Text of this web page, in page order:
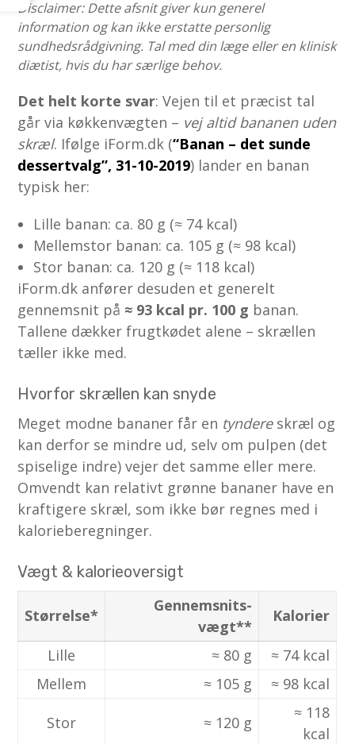
Disclaimer: Dette afsnit giver kun generel
information og kan ikke erstatte personlig
sundhedsrådgivning. Tal med din læge eller en klinisk
diætist, hvis du har særlige behov.
Det helt korte svar: Vejen til et præcist tal
går via køkkenvægten – vej altid bananen uden
skræl. Ifølge iForm.dk (“Banan – det sunde
dessertvalg”, 31-10-2019) lander en banan
typisk her:
Lille banan: ca. 80 g (≈ 74 kcal)
Mellemstor banan: ca. 105 g (≈ 98 kcal)
Stor banan: ca. 120 g (≈ 118 kcal)
iForm.dk anfører desuden et generelt
gennemsnit på ≈ 93 kcal pr. 100 g banan.
Tallene dækker frugtkødet alene – skrællen
tæller ikke med.
Hvorfor skrællen kan snyde
Meget modne bananer får en tyndereskræl og
kan derfor se mindre ud, selv om pulpen (det
spiselige indre) vejer det samme eller mere.
Omvendt kan relativt grønne bananer have en
kraftigere skræl, som ikke bør regnes med i
kalorieberegninger.
Vægt & kalorie­oversigt
Størrelse*
Gennemsnits­
vægt**
Kalorier
Lille ≈ 80 g
≈ 74 kcal
Mellem
≈ 105 g ≈ 98 kcal
Stor ≈ 120 g
≈ 118
kcal